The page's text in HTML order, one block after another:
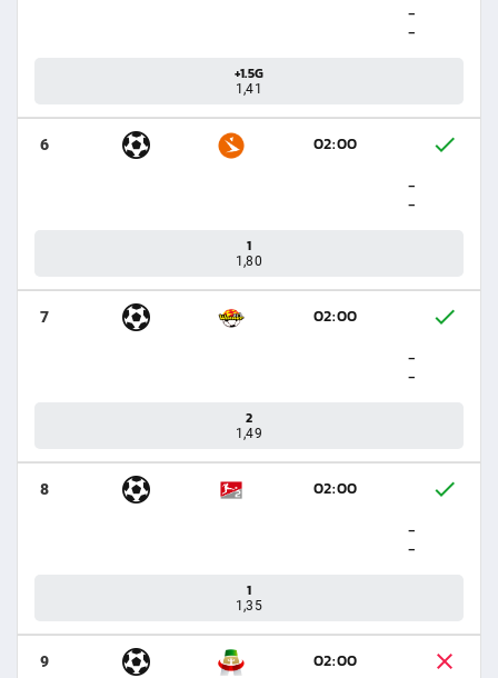
-
-
+1.5G
1,41
6
02:00
-
-
1
1,80
7
02:00
-
-
2
1,49
8
02:00
-
-
1
1,35
9
02:00